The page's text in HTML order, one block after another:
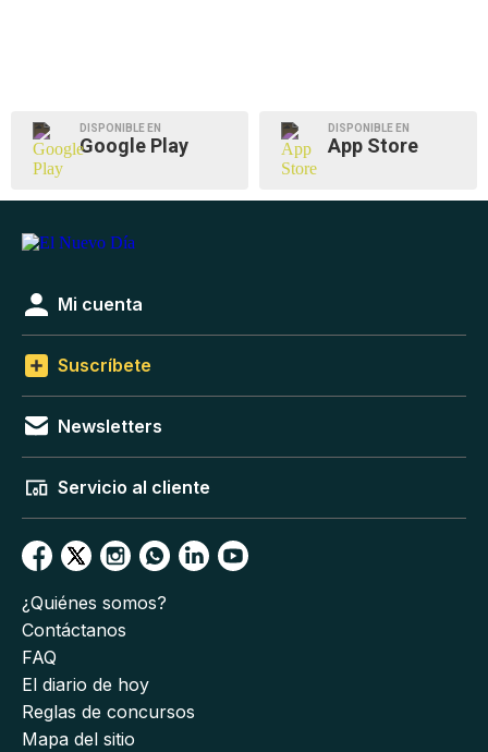
DISPONIBLE EN
Google Play
DISPONIBLE EN
App Store
Mi cuenta
Suscríbete
Newsletters
Servicio al cliente
¿Quiénes somos?
Contáctanos
FAQ
El diario de hoy
Reglas de concursos
Mapa del sitio